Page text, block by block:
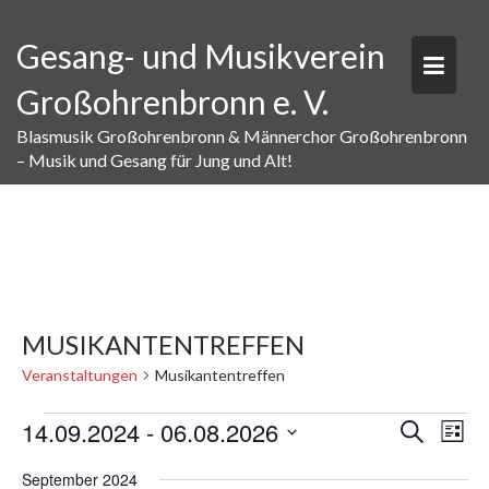
content
Gesang- und Musikverein
Großohrenbronn e. V.
Blasmusik Großohrenbronn & Männerchor Großohrenbronn
– Musik und Gesang für Jung und Alt!
MUSIKANTENTREFFEN
Veranstaltungen Musikantentreffen
VERANSTALTUNGEN
V
R
S
V
E
L
s
14.09.2024 - 06.08.2026
a
September 2024